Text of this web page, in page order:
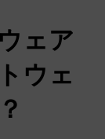
ェア
ウェ